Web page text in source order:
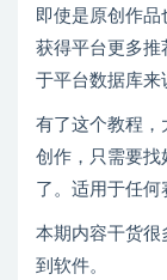
即使是原创作
获得平台更多推
于平台数据库来
有了这个教程，
创作，只需要找
了。适用于任何
本期内容干货很
到软件。